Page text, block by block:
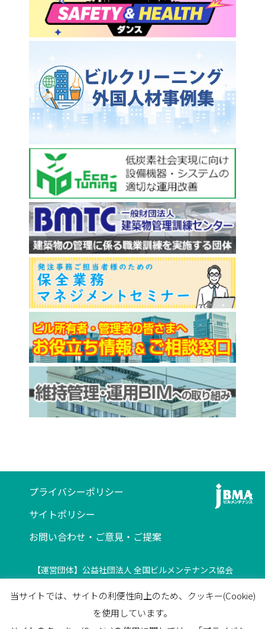
プライバシーポリシー
サイトポリシー
お問い合わせ・ご意見・ご提案
【運営団体】公益社団法人 全国ビルメンテナンス協会
ビルメンテナンス会館5F
03-3805-7560 / FAX 03-3805-7561
当サイトでは、サイトの利便性向上のため、クッキー(Cookie)
を使用しています。